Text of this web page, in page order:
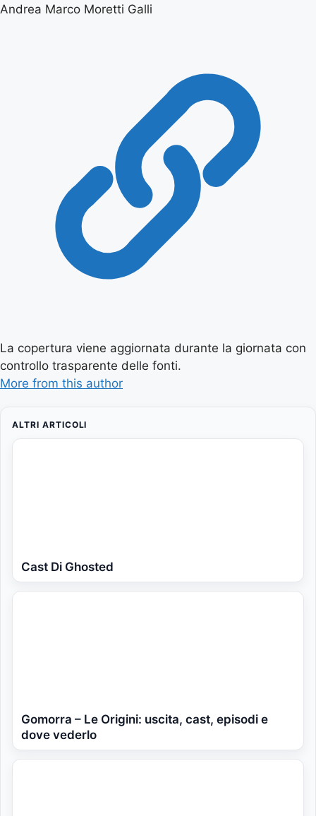
Andrea Marco Moretti Galli
La copertura viene aggiornata durante la giornata con
controllo trasparente delle fonti.
More from this author
ALTRI ARTICOLI
Cast Di Ghosted
Gomorra – Le Origini: uscita, cast, episodi e
dove vederlo